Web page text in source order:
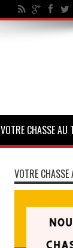
VOTRE CHASSE AU
VOTRE CHASSE